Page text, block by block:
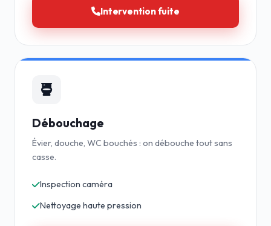
Intervention fuite
Débouchage
Évier, douche, WC bouchés : on débouche tout sans
casse.
Inspection caméra
Nettoyage haute pression